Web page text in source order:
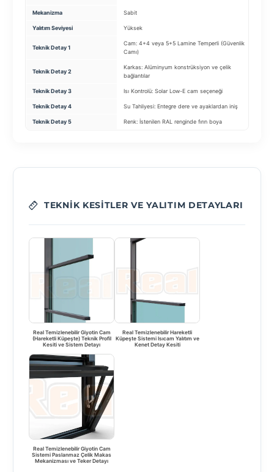
Mekanizma Sabit
Yalıtım Seviyesi Yüksek
Teknik Detay 1
Cam: 4+4 veya 5+5 Lamine Temperli (Güvenlik
Camı)
Teknik Detay 2
Karkas: Alüminyum konstrüksiyon ve çelik
bağlantılar
Teknik Detay 3 Isı Kontrolü: Solar Low-E cam seçeneği
Teknik Detay 4 Su Tahliyesi: Entegre dere ve ayaklardan iniş
Teknik Detay 5 Renk: İstenilen RAL renginde fırın boya
TEKNIK KESITLER VE YALITIM DETAYLARI
Real Temizlenebilir Giyotin Cam
(Hareketli Küpeşte) Teknik Profil
Kesiti ve Sistem Detayı
Real Temizlenebilir Hareketli
Küpeşte Sistemi Isıcam Yalıtım ve
Kenet Detay Kesiti
Real Temizlenebilir Giyotin Cam
Sistemi Paslanmaz Çelik Makas
Mekanizması ve Teker Detayı